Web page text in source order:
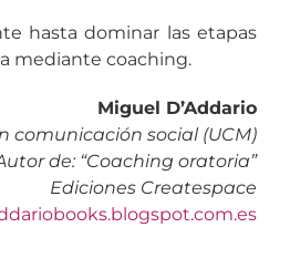
hasta dominar las etapas
mediante coaching.
Miguel D’Addario
comunicación social (UCM)
de: “Coaching oratoria”
Ediciones Createspace